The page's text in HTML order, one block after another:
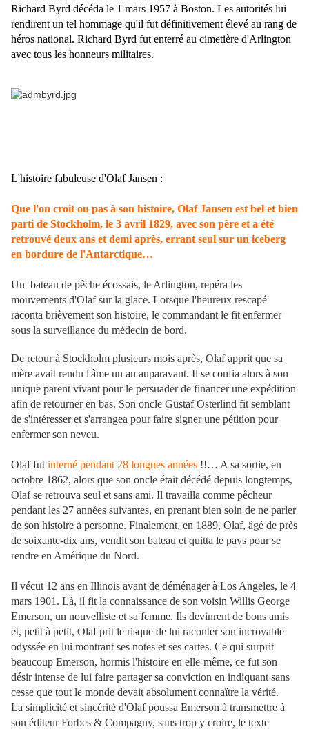
Richard Byrd décéda le 1 mars 1957 à Boston. Les autorités lui
rendirent un tel hommage qu'il fut définitivement élevé au rang de
héros national. Richard Byrd fut enterré au cimetière d'Arlington
avec tous les honneurs militaires.
L'histoire fabuleuse d'Olaf Jansen :
Que l'on croit ou pas à son histoire, Olaf Jansen est bel et bien
parti de Stockholm, le 3 avril 1829, avec son père et a été
retrouvé deux ans et demi après, errant seul sur un iceberg
en bordure de l'Antarctique…
Un bateau de pêche écossais, le Arlington, repéra les
mouvements d'Olaf sur la glace. Lorsque l'heureux rescapé
raconta brièvement son histoire, le commandant le fit enfermer
sous la surveillance du médecin de bord.
De retour à Stockholm plusieurs mois après, Olaf apprit que sa
mère avait rendu l'âme un an auparavant. Il se confia alors à son
unique parent vivant pour le persuader de financer une expédition
afin de retourner en bas. Son oncle Gustaf Osterlind fit semblant
de s'intéresser et s'arrangea pour faire signer une pétition pour
enfermer son neveu.
Olaf fut interné pendant 28 longues années !!… A sa sortie, en
octobre 1862, alors que son oncle était décédé depuis longtemps,
Olaf se retrouva seul et sans ami. Il travailla comme pêcheur
pendant les 27 années suivantes, en prenant bien soin de ne parler
de son histoire à personne. Finalement, en 1889, Olaf, âgé de près
de soixante-dix ans, vendit son bateau et quitta le pays pour se
rendre en Amérique du Nord.
Il vécut 12 ans en Illinois avant de déménager à Los Angeles, le 4
mars 1901. Là, il fit la connaissance de son voisin Willis George
Emerson, un nouvelliste et sa femme. Ils devinrent de bons amis
et, petit à petit, Olaf prit le risque de lui raconter son incroyable
odyssée en lui montrant ses notes et ses cartes. Ce qui surprit
beaucoup Emerson, hormis l'histoire en elle-même, ce fut son
désir intense de lui faire partager sa conviction en indiquant sans
cesse que tout le monde devait absolument connaître la vérité.
La simplicité et sincérité d'Olaf poussa Emerson à transmettre à
son éditeur Forbes & Compagny, sans trop y croire, le texte